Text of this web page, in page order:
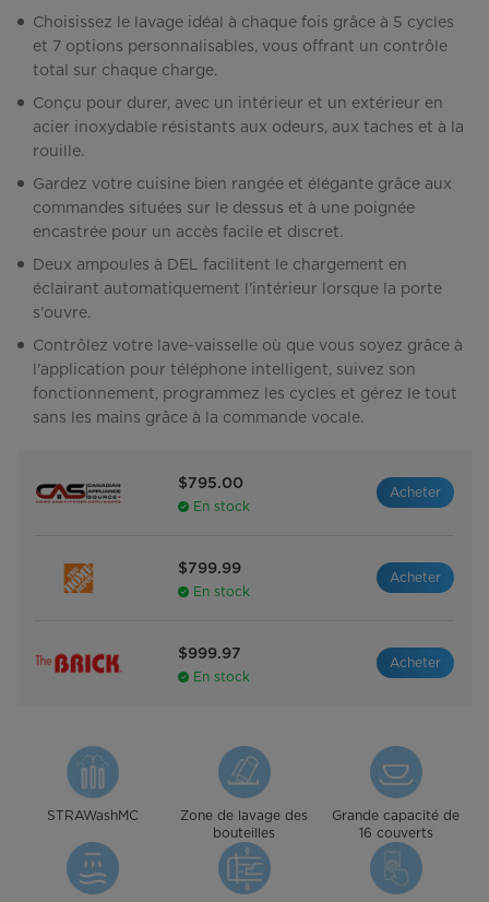
Choisissez le lavage idéal à chaque fois grâce à 5 cycles
et 7 options personnalisables, vous offrant un contrôle
total sur chaque charge.
Conçu pour durer, avec un intérieur et un extérieur en
acier inoxydable résistants aux odeurs, aux taches et à la
rouille.
Gardez votre cuisine bien rangée et élégante grâce aux
commandes situées sur le dessus et à une poignée
encastrée pour un accès facile et discret.
Deux ampoules à DEL facilitent le chargement en
éclairant automatiquement l'intérieur lorsque la porte
s'ouvre.
Contrôlez votre lave-vaisselle où que vous soyez grâce à
l'application pour téléphone intelligent, suivez son
fonctionnement, programmez les cycles et gérez le tout
sans les mains grâce à la commande vocale.
$795.00
En stock
Acheter
$799.99
En stock
Acheter
$999.97
En stock
Acheter
STRAWashMC
Zone de lavage des
bouteilles
Grande capacité de
16 couverts